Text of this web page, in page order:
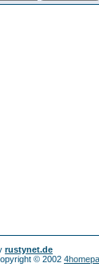
rustynet.de
© 2002